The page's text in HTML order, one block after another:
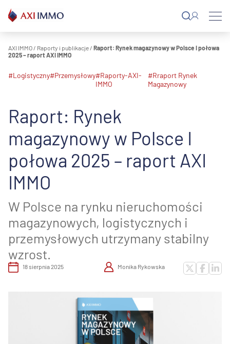
do
treści
AXI IMMO / Raporty i publikacje / Raport: Rynek magazynowy w Polsce I połowa
2025 – raport AXI IMMO
#logistyczny#przemysłowy#raporty-AXI-
IMMO
#Rraport Rynek
Magazynowy
Raport: Rynek
magazynowy w Polsce I
połowa 2025 – raport AXI
IMMO
W Polsce na rynku nieruchomości
magazynowych, logistycznych i
przemysłowych utrzymany stabilny
wzrost.
18 sierpnia 2025 Monika Rykowska